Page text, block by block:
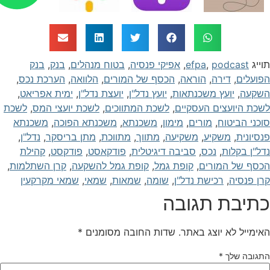
efpa,podcast
, אפיקי פנסיה, בטוח מנהלים, בנק, בנק
, דירה, הוראה, הכסף של המורים, הלוואה, הערכת נכס,
, יועץ משכנתאות, יועץ נדל"ן, יועצת נדל"ן, ימית אפריאט,
היועצים העסקיים, לשכת המתווכים, לשכת יועצי המס, לשכת
הביטוח, מורים, מימון, משכנתא, משכנתא הפוכה, משכנתא
, משקיע, משקיעה, מתווך, מתווכת, מתן בריסקר, נדל"ן,
בקלות, נכס, סביבה דיגיטלית, פודקאסט, פודקסט, קהילת
של המורים, קופת גמל, קופת גמל להשקעה, קרן השתלמות,
פנסיה, רכישת נדל"ן, שומה, שמאות, שמאי, שמאי מקרקעין
תגובה
לא יוצג באתר. שדות החובה מסומנים *
שלך *